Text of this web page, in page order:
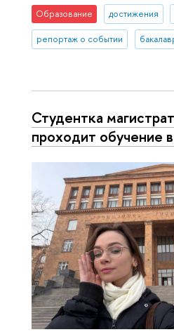
Образование достижения
репортаж о событии
Студентка
проходит обучение